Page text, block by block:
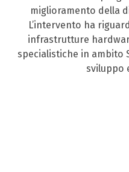
miglioramento della
L’intervento ha
infrastrutture
specialistiche in ambito
sviluppo